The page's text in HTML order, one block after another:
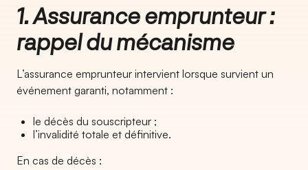
1. Assurance emprunteur :
rappel du mécanisme
L’assurance emprunteur intervient lorsque survient un
événement garanti, notamment :
le décès du souscripteur ;
l’invalidité totale et définitive.
En cas de décès :